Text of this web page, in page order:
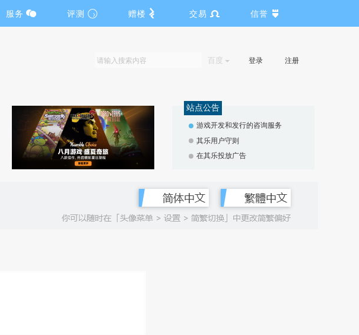
服务 评测 赠楼 交易 信誉
百度 登录 注册
站点公告
游戏开发和发行的咨询服务
其乐用户守则
在其乐投放广告